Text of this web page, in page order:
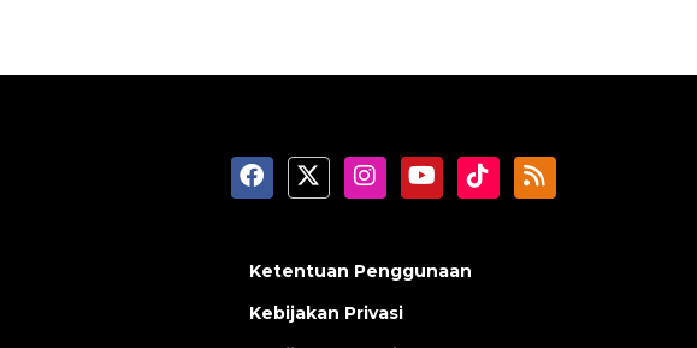
Ketentuan Penggunaan
Kebijakan Privasi